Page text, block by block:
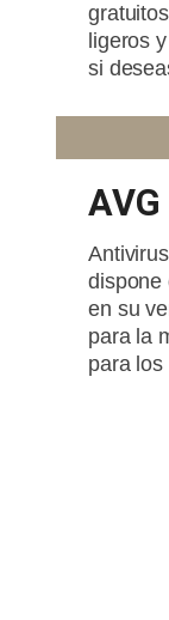
ligeros
si
dispone
en su
para la
para